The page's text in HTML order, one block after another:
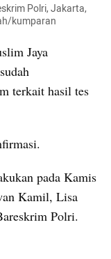
Polri, Jakarta,
kumparan
Jaya
terkait hasil tes
pada Kamis
Kamil, Lisa
Polri.